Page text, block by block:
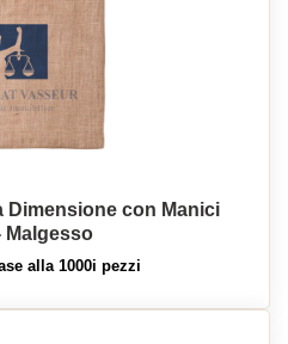
Dimensione con Manici
Malgesso
alla 1000i pezzi